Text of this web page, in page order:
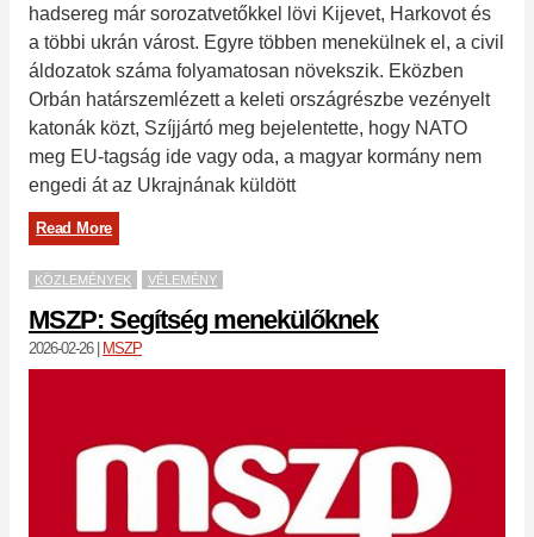
hadsereg már sorozatvetőkkel lövi Kijevet, Harkovot és
a többi ukrán várost. Egyre többen menekülnek el, a civil
áldozatok száma folyamatosan növekszik. Eközben
Orbán határszemlézett a keleti országrészbe vezényelt
katonák közt, Szíjjártó meg bejelentette, hogy NATO
meg EU-tagság ide vagy oda, a magyar kormány nem
engedi át az Ukrajnának küldött
Read More
KÖZLEMÉNYEK VÉLEMÉNY
MSZP: Segítség menekülőknek
2026-02-26| MSZP